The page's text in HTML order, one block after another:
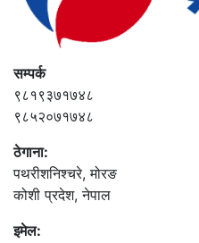
सम्पर्क
९८१९३७१७४८
९८५२०७१७४८
ठेगाना:
पथरीशनिश्‍चरे, मोरङ
कोशी प्रदेश, नेपाल
इमेल: